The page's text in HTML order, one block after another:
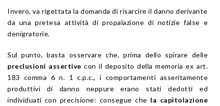
Invero, va rigettata la domanda di risarcire il danno derivante
da una pretesa attività di propalazione di notizie false e
denigratorie.
Sul punto, basta osservare che, prima dello spirare delle
preclusioni assertive con il deposito della memoria ex art.
183 comma 6 n. 1 c.p.c., i comportamenti asseritamente
produttivi di danno neppure erano stati dedotti ed
individuati con precisione: consegue che la capitolazione